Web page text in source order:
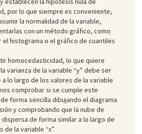
por lo que siempre es conveniente,
la normalidad de la variable,
con un método gráfico, como
el histograma o el gráfico de cuantiles
homocedasticidad, lo que quiere
varianza de la variable “y” debe ser
lo largo de los valores de la variable
comprobar si se cumple este
forma sencilla dibujando el diagrama
y comprobando que la nube de
de forma similar a lo largo de
de la variable “x”.